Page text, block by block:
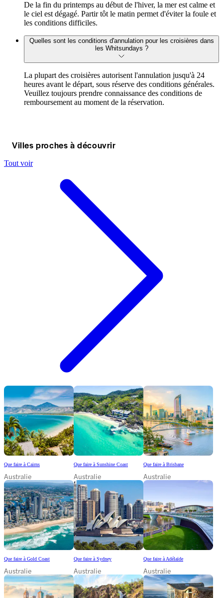
De la fin du printemps au début de l'hiver, la mer est calme et
le ciel est dégagé. Partir tôt le matin permet d'éviter la foule et
les conditions difficiles.
Quelles sont les conditions d'annulation pour les croisières dans
les Whitsundays ?
La plupart des croisières autorisent l'annulation jusqu'à 24
heures avant le départ, sous réserve des conditions générales.
Veuillez toujours prendre connaissance des conditions de
remboursement au moment de la réservation.
Villes proches à découvrir
Tout voir
Que faire à Cairns
Australie
Que faire à Sunshine Coast
Australie
Que faire à Brisbane
Australie
Que faire à Gold Coast
Australie
Que faire à Sydney
Australie
Que faire à Adélaïde
Australie